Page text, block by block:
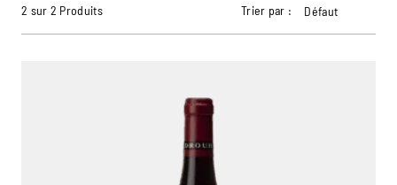
2 sur 2 Produits Trier par : Défaut